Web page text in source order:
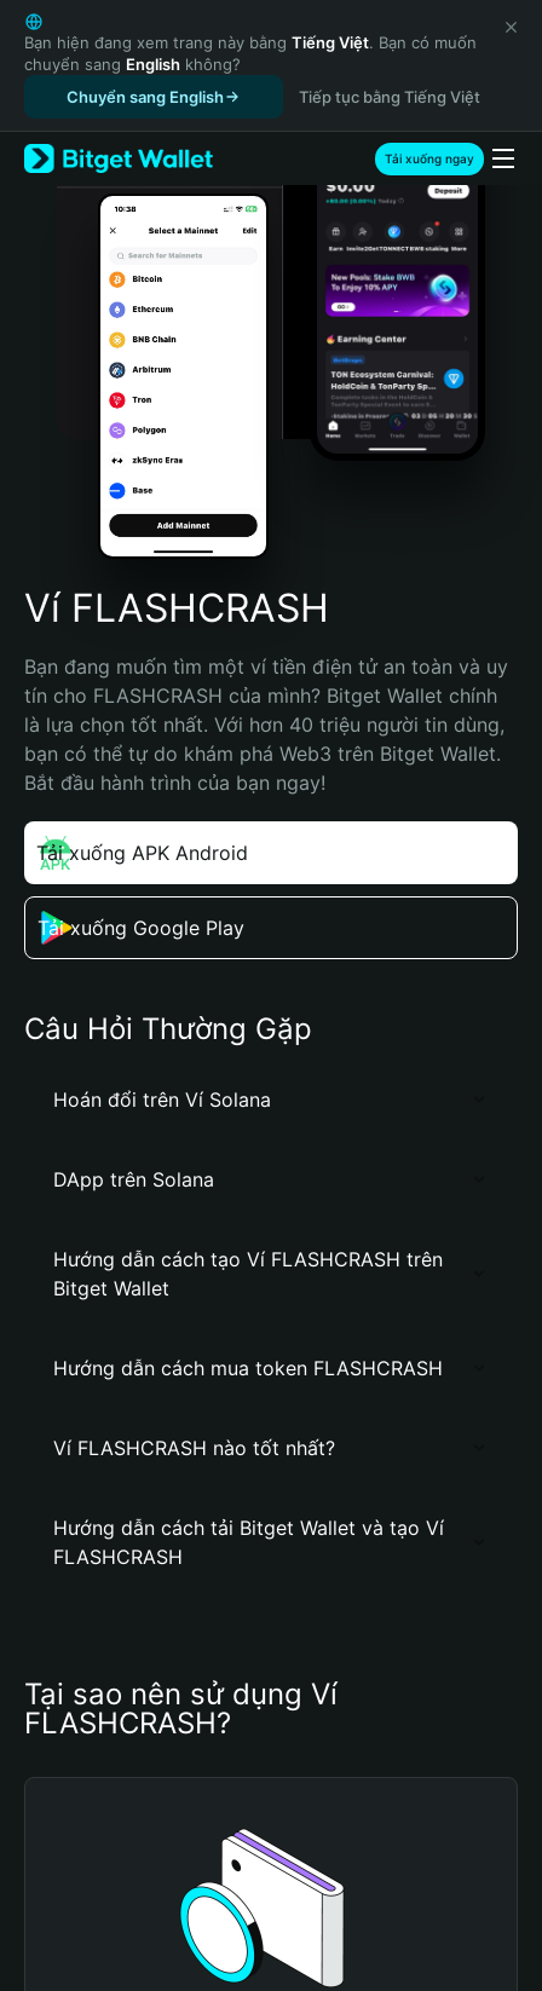
English
日本語
Tiếng Việt
Русский
Español (Latinoamérica)
Türkçe
Italiano
Português (Portugal)
Bahasa Indonesia
Português (Brasil)
Español (Argentina)
Bạn hiện đang xem trang này bằng Tiếng Việt. Bạn có muốn
chuyển sang English không?
Chuyển sang English
Tiếp tục bằng Tiếng Việt
Tải xuống ngay
Ví FLASHCRASH
Bạn đang muốn tìm một ví tiền điện tử an toàn và uy
tín cho FLASHCRASH của mình? Bitget Wallet chính
là lựa chọn tốt nhất. Với hơn 40 triệu người tin dùng,
bạn có thể tự do khám phá Web3 trên Bitget Wallet.
Bắt đầu hành trình của bạn ngay!
Tải xuống APK Android
Tải xuống Google Play
Câu Hỏi Thường Gặp
Hoán đổi trên Ví Solana
DApp trên Solana
Hướng dẫn cách tạo Ví FLASHCRASH trên
Bitget Wallet
Hướng dẫn cách mua token FLASHCRASH
Ví FLASHCRASH nào tốt nhất?
Hướng dẫn cách tải Bitget Wallet và tạo Ví
FLASHCRASH
Tại sao nên sử dụng Ví
FLASHCRASH?